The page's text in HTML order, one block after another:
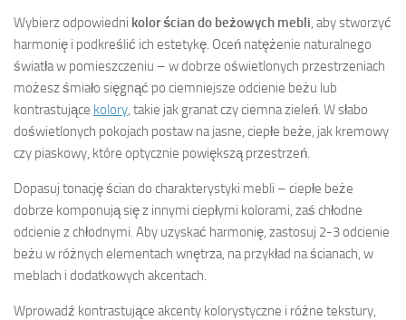
Wybierz odpowiedni kolor ścian do beżowych mebli , aby stworzyć
harmonię i podkreślić ich estetykę. Oceń natężenie naturalnego
światła w pomieszczeniu – w dobrze oświetlonych przestrzeniach
możesz śmiało sięgnąć po ciemniejsze odcienie beżu lub
kontrastujące kolory , takie jak granat czy ciemna zieleń. W słabo
doświetlonych pokojach postaw na jasne, ciepłe beże, jak kremowy
czy piaskowy, które optycznie powiększą przestrzeń.
Dopasuj tonację ścian do charakterystyki mebli – ciepłe beże
dobrze komponują się z innymi ciepłymi kolorami, zaś chłodne
odcienie z chłodnymi. Aby uzyskać harmonię, zastosuj 2-3 odcienie
beżu w różnych elementach wnętrza, na przykład na ścianach, w
meblach i dodatkowych akcentach.
Wprowadź kontrastujące akcenty kolorystyczne i różne tekstury,